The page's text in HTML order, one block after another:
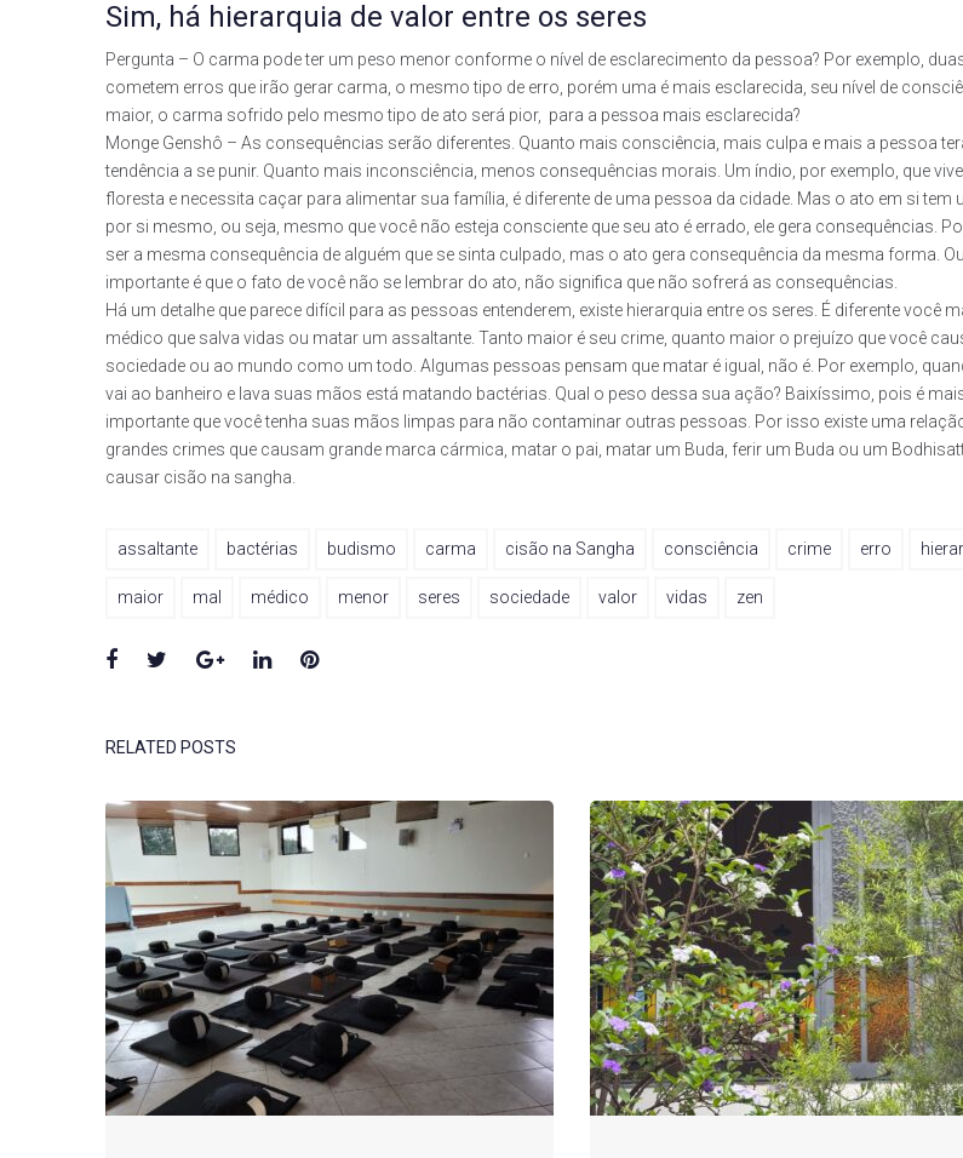
Sim, há hierarquia de valor entre os seres
Pergunta – O carma pode ter um peso menor conforme o nível de esclarecimento da pessoa? Por exemplo,
cometem erros que irão gerar carma, o mesmo tipo de erro, porém uma é mais esclarecida, seu nível de
maior, o carma sofrido pelo mesmo tipo de ato será pior, para a pessoa mais esclarecida?
Monge Genshô – As consequências serão diferentes. Quanto mais consciência, mais culpa e mais a pessoa
tendência a se punir. Quanto mais inconsciência, menos consequências morais. Um índio, por exemplo, que
floresta e necessita caçar para alimentar sua família, é diferente de uma pessoa da cidade. Mas o ato em si tem
por si mesmo, ou seja, mesmo que você não esteja consciente que seu ato é errado, ele gera consequências.
ser a mesma consequência de alguém que se sinta culpado, mas o ato gera consequência da mesma forma.
importante é que o fato de você não se lembrar do ato, não significa que não sofrerá as consequências.
Há um detalhe que parece difícil para as pessoas entenderem, existe hierarquia entre os seres. É diferente você
médico que salva vidas ou matar um assaltante. Tanto maior é seu crime, quanto maior o prejuízo que você
sociedade ou ao mundo como um todo. Algumas pessoas pensam que matar é igual, não é. Por exemplo,
vai ao banheiro e lava suas mãos está matando bactérias. Qual o peso dessa sua ação? Baixíssimo, pois é
importante que você tenha suas mãos limpas para não contaminar outras pessoas. Por isso existe uma
grandes crimes que causam grande marca cármica, matar o pai, matar um Buda, ferir um Buda ou um
causar cisão na sangha.
assaltante bactérias budismo carma cisão na Sangha consciência crime erro
maior mal médico menor seres sociedade valor vidas zen
Facebook
TwitterGoogle+LinkedInPinterest
RELATED POSTS